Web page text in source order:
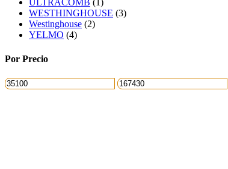
ULTRACOMB (1)
WESTHINGHOUSE (3)
Westinghouse (2)
YELMO (4)
Por Precio
Precio
mínimo
Precio
máximo